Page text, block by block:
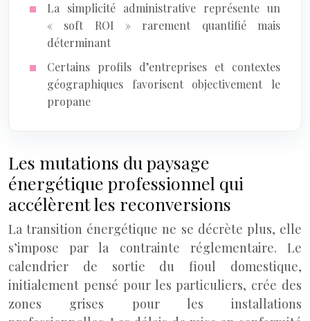
La simplicité administrative représente un
« soft ROI » rarement quantifié mais
déterminant
Certains profils d’entreprises et contextes
géographiques favorisent objectivement le
propane
Les mutations du paysage
énergétique professionnel qui
accélèrent les reconversions
La transition énergétique ne se décrète plus, elle
s’impose par la contrainte réglementaire. Le
calendrier de sortie du fioul domestique,
initialement pensé pour les particuliers, crée des
zones grises pour les installations